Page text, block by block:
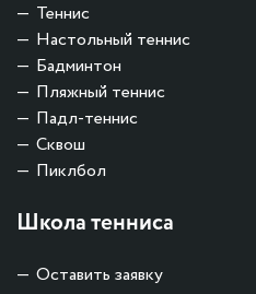
Теннис
Настольный теннис
Бадминтон
Пляжный теннис
Падл-теннис
Сквош
Пиклбол
Школа тенниса
Оставить заявку